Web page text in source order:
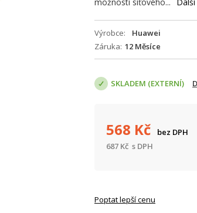
Výrobce Huawei
Záruka 12 Měsíce
SKLADEM (EXTERNÍ)
568 Kč
bez DPH
687 Kč s DPH
Poptat lepší cenu